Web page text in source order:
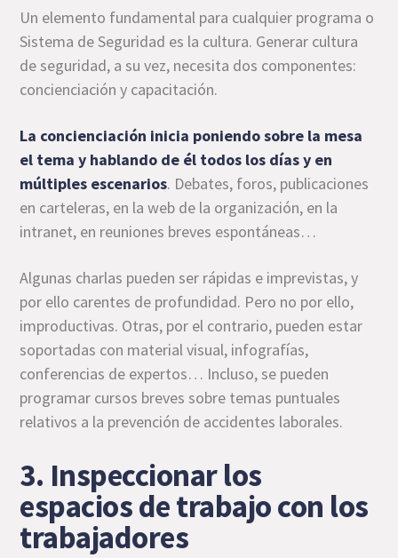
Un elemento fundamental para cualquier programa o
Sistema de Seguridad es la cultura. Generar cultura
de seguridad, a su vez, necesita dos componentes:
concienciación y capacitación.
La concienciación inicia poniendo sobre la mesa
el tema y hablando de él todos los días y en
múltiples escenarios. Debates, foros, publicaciones
en carteleras, en la web de la organización, en la
intranet, en reuniones breves espontáneas…
Algunas charlas pueden ser rápidas e imprevistas, y
por ello carentes de profundidad. Pero no por ello,
improductivas. Otras, por el contrario, pueden estar
soportadas con material visual, infografías,
conferencias de expertos… Incluso, se pueden
programar cursos breves sobre temas puntuales
relativos a la prevención de accidentes laborales.
3. Inspeccionar los
espacios de trabajo con los
trabajadores